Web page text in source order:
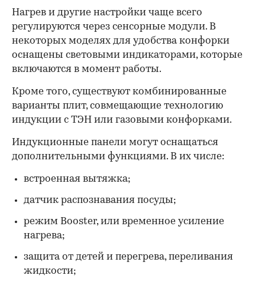
Нагрев и другие настройки чаще всего
регулируются через сенсорные модули. В
некоторых моделях для удобства конфорки
оснащены световыми индикаторами, которые
включаются в момент работы.
Кроме того, существуют комбинированные
варианты плит, совмещающие технологию
индукции с ТЭН или газовыми конфорками.
Индукционные панели могут оснащаться
дополнительными функциями. В их числе:
встроенная вытяжка;
датчик распознавания посуды;
режим Booster, или временное усиление
нагрева;
защита от детей и перегрева, переливания
жидкости;